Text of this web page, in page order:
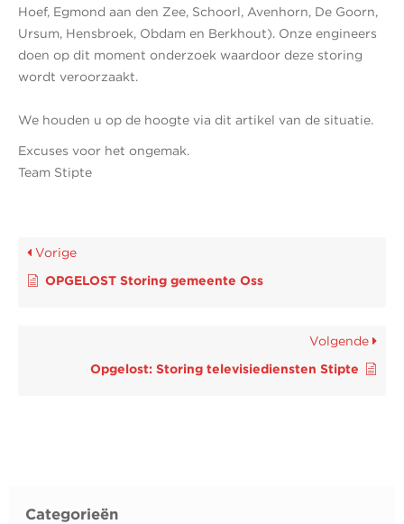
Categorieën
Hoef, Egmond aan den Zee, Schoorl, Avenhorn, De Goorn,
Ursum, Hensbroek, Obdam en Berkhout). Onze engineers
doen op dit moment onderzoek waardoor deze storing
wordt veroorzaakt.
We houden u op de hoogte via dit artikel van de situatie.
Excuses voor het ongemak.
Team Stipte
Vorige
OPGELOST Storing gemeente Oss
Volgende
Opgelost: Storing televisiediensten Stipte